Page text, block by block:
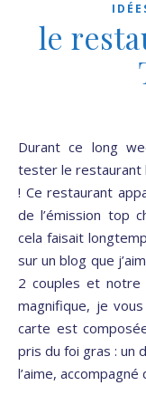
le
Durant ce long weekend, nous avons eu l’occasion de
tester le restaurant
! Ce restaurant
de l’émission top
cela faisait
sur un blog que
2 couples et notre
magnifique, je
carte est
pris du foi gras : un
l’aime,